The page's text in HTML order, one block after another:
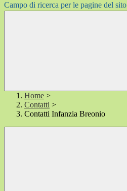
Campo di ricerca per le pagine del sito
Home >
Contatti >
Contatti Infanzia Breonio